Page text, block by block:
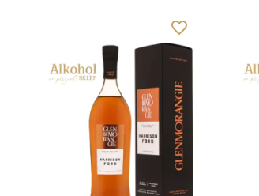
favorite_border